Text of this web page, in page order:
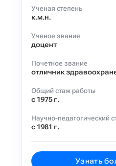
Узнать
Ученая степень
к.м.н.
Ученое звание
доцент
Почетное звание
отличник
Общий стаж работы
с 1975 г.
Научно-педагогический
с 1981 г.